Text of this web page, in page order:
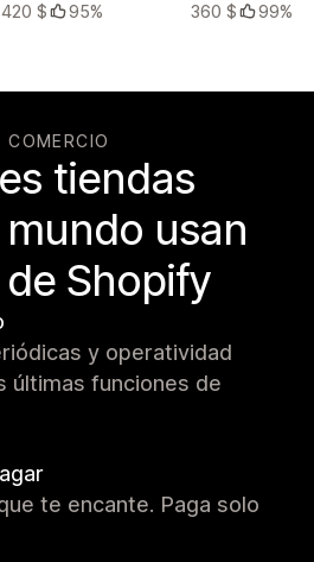
420 $
95%
360 $
99%
COMERCIO
tiendas
usan
Shopify
y operatividad
últimas funciones de
te encante. Paga solo